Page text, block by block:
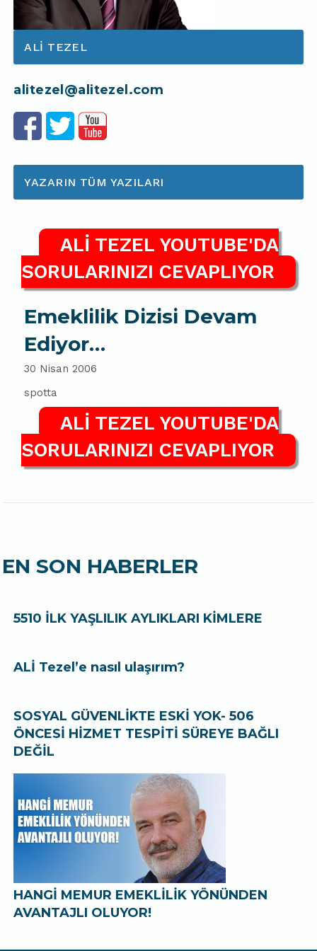
ALI TEZEL
alitezel@alitezel.com
YAZARIN TÜM YAZILARI
ALİ TEZEL YOUTUBE'DA
SORULARINIZI CEVAPLIYOR
Emeklilik Dizisi Devam
Ediyor…
30 Nisan 2006
spotta
ALİ TEZEL YOUTUBE'DA
SORULARINIZI CEVAPLIYOR
EN SON HABERLER
5510 İLK YAŞLILIK AYLIKLARI KİMLERE
ALİ Tezel’e nasıl ulaşırım?
SOSYAL GÜVENLİKTE ESKİ YOK- 506
ÖNCESİ HİZMET TESPİTİ SÜREYE BAĞLI
DEĞİL
HANGİ MEMUR EMEKLİLİK YÖNÜNDEN
AVANTAJLI OLUYOR!